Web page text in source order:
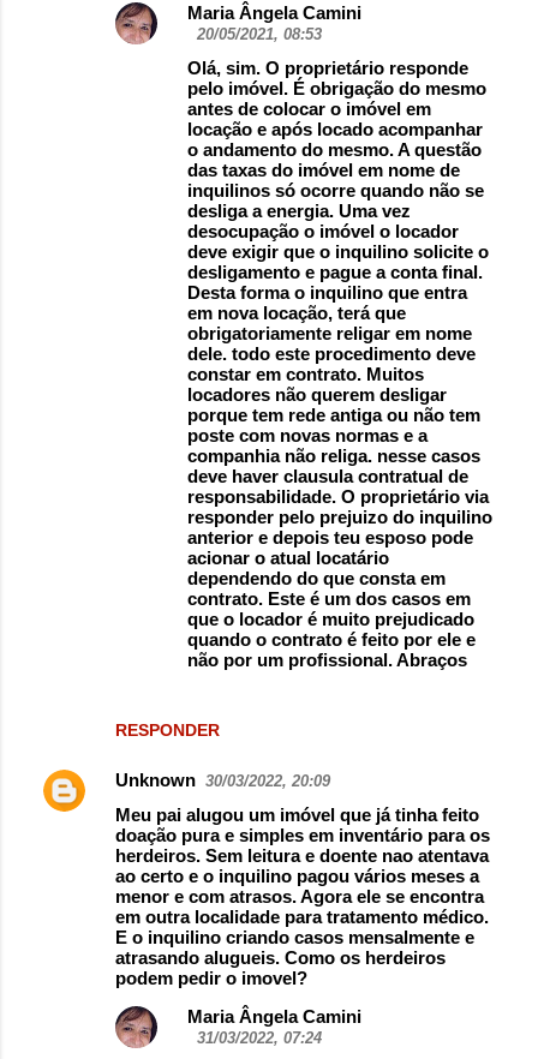
RESPONDER
Maria Ângela Camini
20/05/2021, 08:53
Olá, sim. O proprietário responde
pelo imóvel. É obrigação do mesmo
antes de colocar o imóvel em
locação e após locado acompanhar
o andamento do mesmo. A questão
das taxas do imóvel em nome de
inquilinos só ocorre quando não se
desliga a energia. Uma vez
desocupação o imóvel o locador
deve exigir que o inquilino solicite o
desligamento e pague a conta final.
Desta forma o inquilino que entra
em nova locação, terá que
obrigatoriamente religar em nome
dele. todo este procedimento deve
constar em contrato. Muitos
locadores não querem desligar
porque tem rede antiga ou não tem
poste com novas normas e a
companhia não religa. nesse casos
deve haver clausula contratual de
responsabilidade. O proprietário via
responder pelo prejuizo do inquilino
anterior e depois teu esposo pode
acionar o atual locatário
dependendo do que consta em
contrato. Este é um dos casos em
que o locador é muito prejudicado
quando o contrato é feito por ele e
não por um profissional. Abraços
Unknown 30/03/2022, 20:09
Meu pai alugou um imóvel que já tinha feito
doação pura e simples em inventário para os
herdeiros. Sem leitura e doente nao atentava
ao certo e o inquilino pagou vários meses a
menor e com atrasos. Agora ele se encontra
em outra localidade para tratamento médico.
E o inquilino criando casos mensalmente e
atrasando alugueis. Como os herdeiros
podem pedir o imovel?
Maria Ângela Camini
31/03/2022, 07:24